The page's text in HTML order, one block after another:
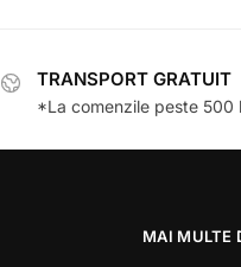
TRANSPORT GRATUIT
*La comenzile peste 500
MAI MULTE